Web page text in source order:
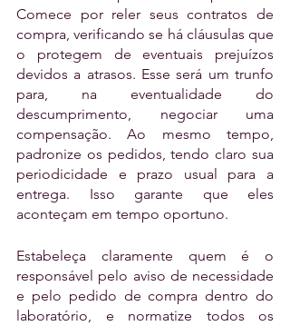
Comece por reler seus contratos de
compra, verificando se há cláusulas que
o protegem de eventuais prejuízos
devidos a atrasos. Esse será um trunfo
para, na eventualidade do
descumprimento, negociar uma
compensação. Ao mesmo tempo,
padronize os pedidos, tendo claro sua
periodicidade e prazo usual para a
entrega. Isso garante que eles
aconteçam em tempo oportuno.
Estabeleça claramente quem é o
responsável pelo aviso de necessidade
e pelo pedido de compra dentro do
laboratório, e normatize todos os